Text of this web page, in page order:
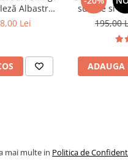
Albastru
cuvinte)
Lei
sunete si
195,00
ADAUGA
mai multe in Politica de